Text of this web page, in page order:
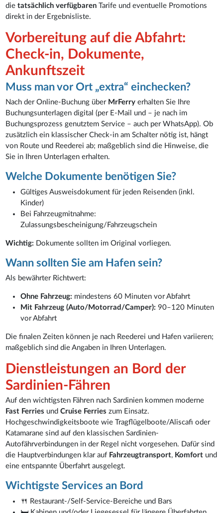
dietatsächlich verfügbaren Tarife und eventuelle Promotions
direkt in der Ergebnisliste.
Vorbereitung auf die Abfahrt:
Check-in, Dokumente,
Ankunftszeit
Muss man vor Ort „extra“ einchecken?
Nach der Online-Buchung über MrFerry erhalten Sie Ihre
Buchungsunterlagen digital (per E-Mail und – je nach im
Buchungsprozess genutztem Service – auch per WhatsApp). Ob
zusätzlich ein klassischer Check-in am Schalter nötig ist, hängt
von Route und Reederei ab; maßgeblich sind die Hinweise, die
Sie in Ihren Unterlagen erhalten.
Welche Dokumente benötigen Sie?
Gültiges Ausweisdokument für jeden Reisenden (inkl.
Kinder)
Bei Fahrzeugmitnahme:
Zulassungsbescheinigung/Fahrzeugschein
Wichtig: Dokumente sollten im Original vorliegen.
Wann sollten Sie am Hafen sein?
Als bewährter Richtwert:
Ohne Fahrzeug: mindestens 60 Minuten vor Abfahrt
Mit Fahrzeug (Auto/Motorrad/Camper): 90–120 Minuten
vor Abfahrt
Die finalen Zeiten können je nach Reederei und Hafen variieren;
maßgeblich sind die Angaben in Ihren Unterlagen.
Dienstleistungen an Bord der
Sardinien-Fähren
Auf den wichtigsten Fähren nach Sardinien kommen moderne
Fast Ferries undCruise Ferries zum Einsatz.
Hochgeschwindigkeitsboote wie Tragflügelboote/Aliscafi oder
Katamarane sind auf den klassischen Sardinien-
Autofährverbindungen in der Regel nicht vorgesehen. Dafür sind
die Hauptverbindungen klar auf Fahrzeugtransport, Komfort und
eine entspannte Überfahrt ausgelegt.
Wichtigste Services an Bord
🍴 Restaurant-/Self-Service-Bereiche und Bars